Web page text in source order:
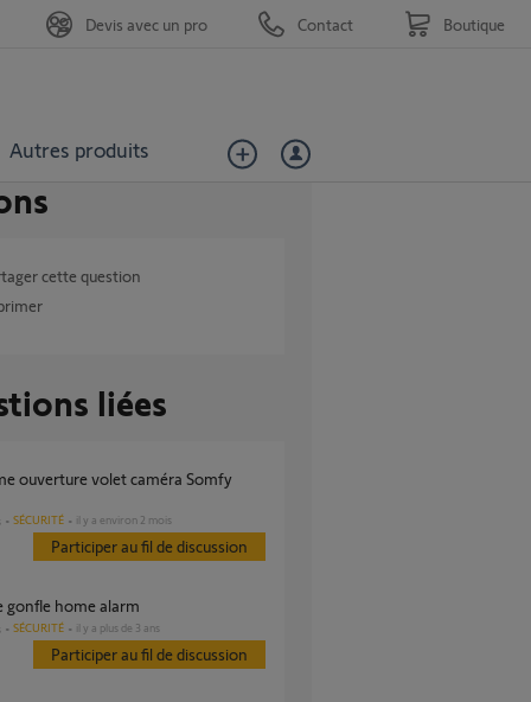
Autres produits
Devis avec un pro Contact Boutique
cette question
liées
SÉCURITÉ il y a environ 2 mois
Participer au fil de discussion
gonfle home alarm
SÉCURITÉ il y a plus de 3 ans
Participer au fil de discussion